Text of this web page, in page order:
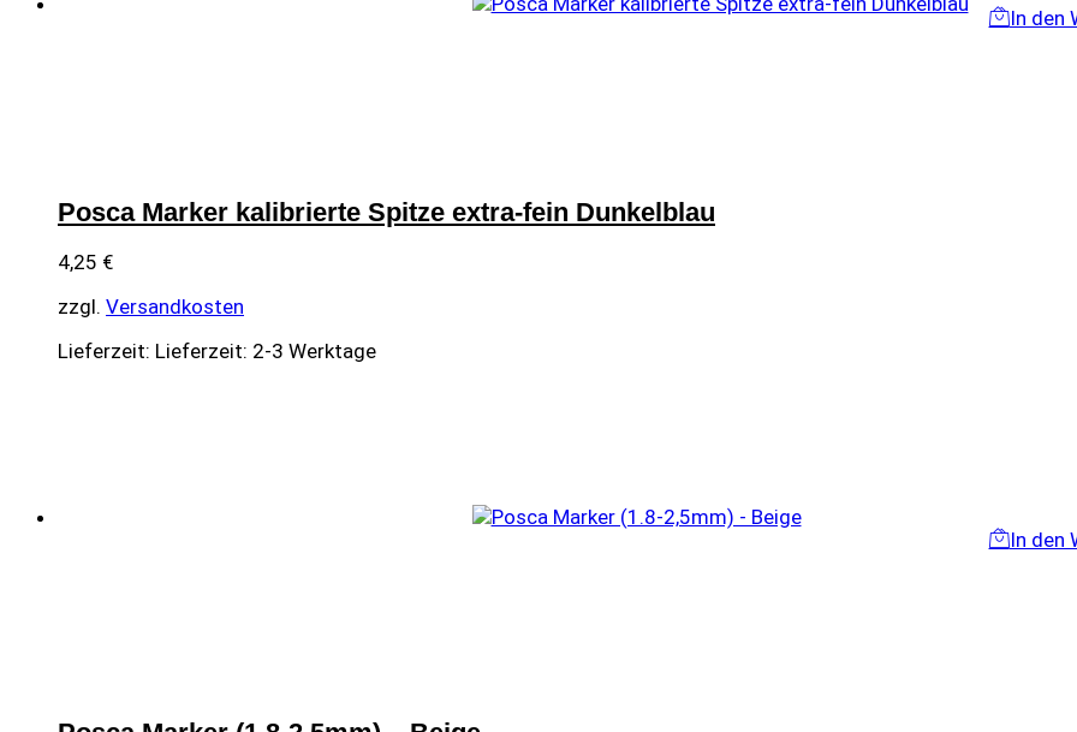
In den
Posca Marker kalibrierte Spitze extra-fein Dunkelblau
4,25 €
zzgl. Versandkosten
Lieferzeit: Lieferzeit: 2-3 Werktage
In den